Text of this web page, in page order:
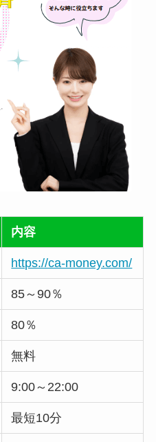
内容
https://ca-money.com/
85～90％
80％
無料
9:00～22:00
最短10分